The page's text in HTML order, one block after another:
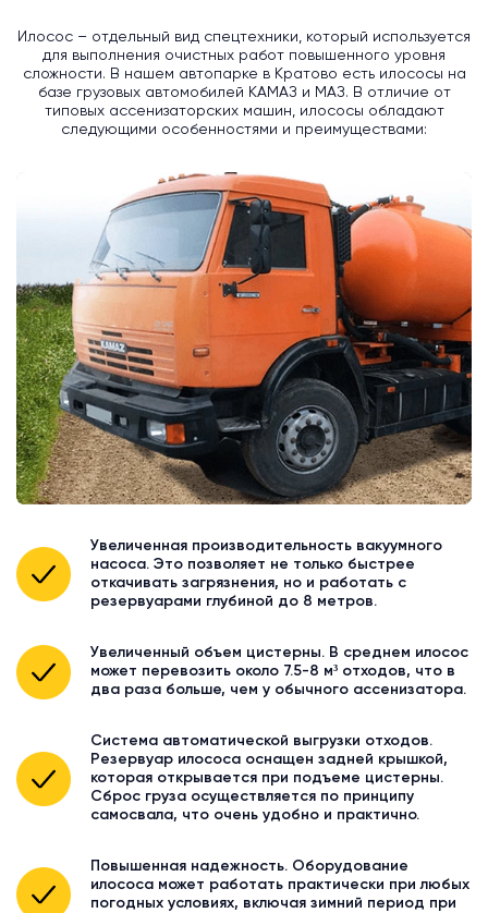
Илосос – отдельный вид спецтехники, который используется
для выполнения очистных работ повышенного уровня
сложности. В нашем автопарке в Кратово есть илососы на
базе грузовых автомобилей КАМАЗ и МАЗ. В отличие от
типовых ассенизаторских машин, илососы обладают
следующими особенностями и преимуществами:
Увеличенная производительность вакуумного
насоса. Это позволяет не только быстрее
откачивать загрязнения, но и работать с
резервуарами глубиной до 8 метров.
Увеличенный объем цистерны. В среднем илосос
может перевозить около 7.5-8 м³ отходов, что в
два раза больше, чем у обычного ассенизатора.
Система автоматической выгрузки отходов.
Резервуар илососа оснащен задней крышкой,
которая открывается при подъеме цистерны.
Сброс груза осуществляется по принципу
самосвала, что очень удобно и практично.
Повышенная надежность. Оборудование
илососа может работать практически при любых
погодных условиях, включая зимний период при